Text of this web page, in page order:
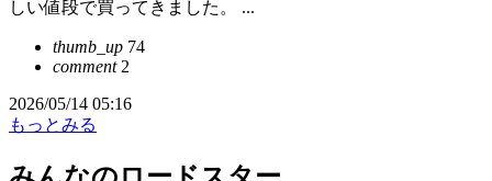
しい値段で買ってきました。 ...
thumb_up 74
comment2
2026/05/14 05:16
もっとみる